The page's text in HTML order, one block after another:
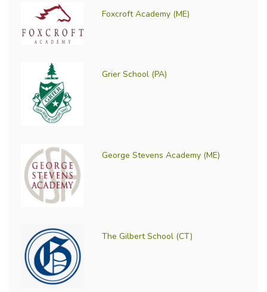
Foxcroft Academy (ME)
Grier School (PA)
George Stevens Academy (ME)
The Gilbert School (CT)